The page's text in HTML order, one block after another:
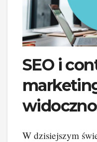
SEO i
W dzisiejszym